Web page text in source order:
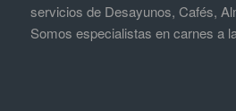
servicios de Desayunos, Cafés,
Somos especialistas en carnes a